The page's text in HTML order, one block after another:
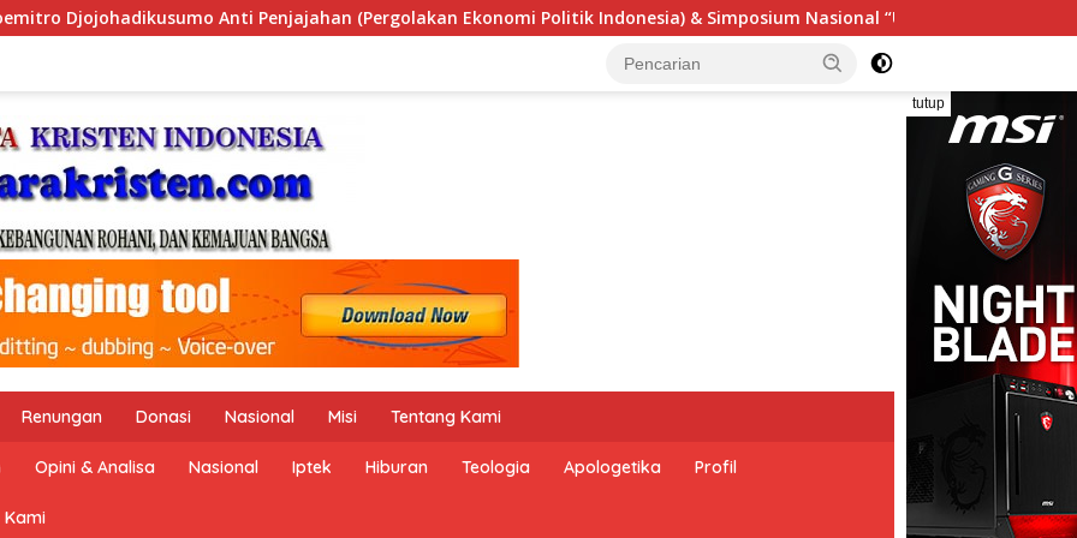
Ekonomi Politik Indonesia) & Simposium Nasional “Urgensi Undang-Undang Perekonomian Nasional dan
tutup
Renungan Donasi Nasional Misi Tentang Kami
Opini & Analisa Nasional Iptek Hiburan Teologia Apologetika Profil
Kami